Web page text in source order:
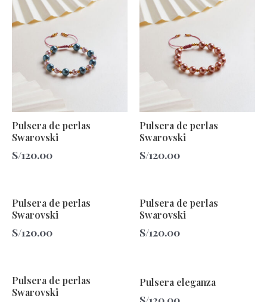
Pulsera de perlas
Swarovski
S/120.00
Pulsera de perlas
Swarovski
S/120.00
Pulsera de perlas
Swarovski
S/120.00
Pulsera de perlas
Swarovski
S/120.00
Pulsera de perlas
Swarovski
Pulsera eleganza
S/120.00